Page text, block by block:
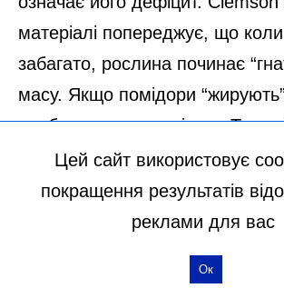
Цей сайт використовує
покращення результатів
реклами для вас
Ок